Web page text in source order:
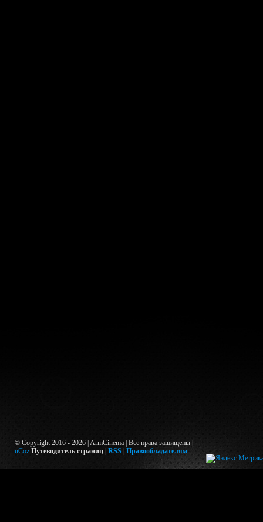
© Copyright 2016 - 2026 | ArmCinema | Все права защищены |
uCoz Путеводитель страниц RSS Правообладателям